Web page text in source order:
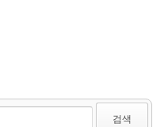
검색